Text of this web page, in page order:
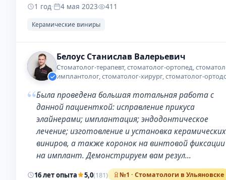
1 год· 4 мая 2023 411
Керамические виниры
Белоус Станислав Валерьевич
Стоматолог-терапевт, стоматолог-ортопед,
имплантолог, стоматолог-хирург, стоматолог-
“Была проведена большая тотальная работа с
данной пациенткой: исправление прикуса
элайнерами; имплантация; эндодонтическое
лечение; изготовление и установка керамических
виниров, а также коронок на винтовой фиксации
на имплант. Демонстрируем вам резул…
16 лет опыта 5,0(181) №1 · Стоматологи в Ульяновске